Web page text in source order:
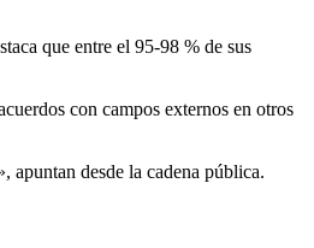
que entre el 95-98 % de sus
con campos externos en otros
apuntan desde la cadena pública.